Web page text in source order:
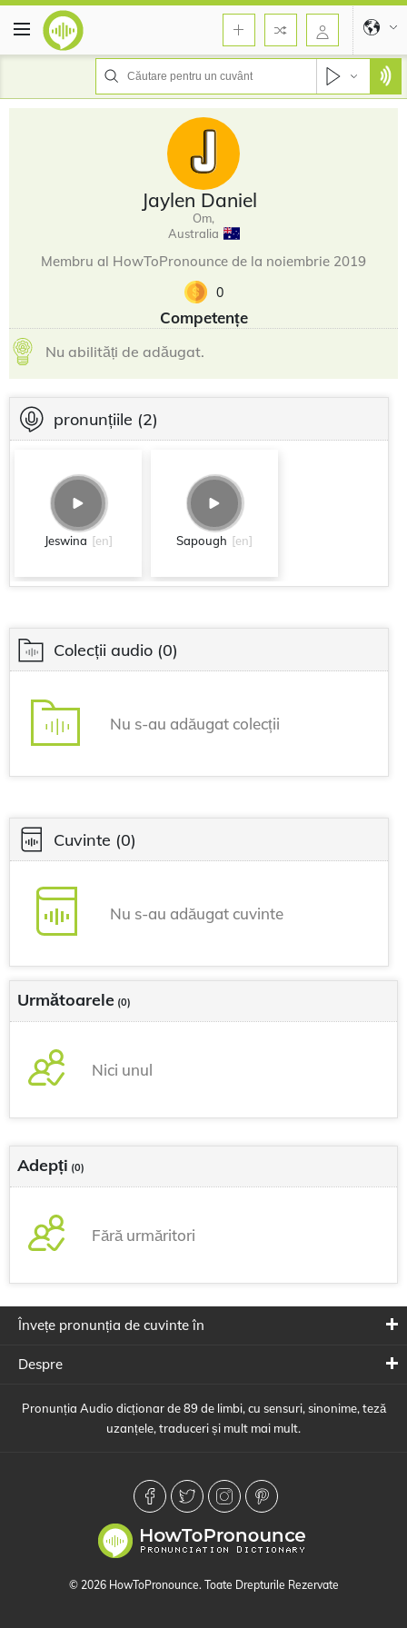
Jaylen Daniel
Om,
Australia
Membru al HowToPronounce de la noiembrie 2019
0
Competențe
Nu abilități de adăugat.
pronunțiile (2)
Jeswina [en] Sapough [en]
Colecții audio (0)
Nu s-au adăugat colecții
Cuvinte (0)
Nu s-au adăugat cuvinte
Următoarele (0)
Nici unul
Adepți (0)
Fără urmăritori
Învețe pronunția de cuvinte în
Despre
Pronunția Audio dicționar de 89 de limbi, cu sensuri, sinonime, teză
uzanțele, traduceri și mult mai mult.
© 2026 HowToPronounce. Toate Drepturile Rezervate